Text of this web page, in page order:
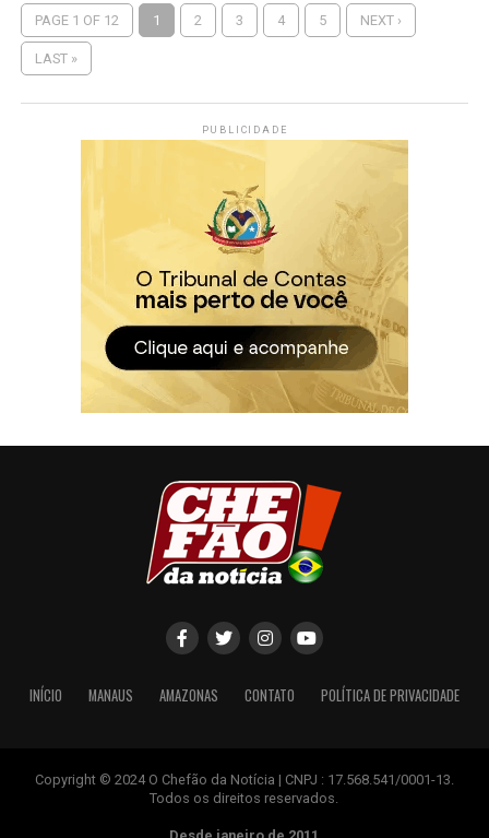
PAGE 1 OF 12 1 2 3 4 5 NEXT ›
LAST »
PUBLICIDADE
INÍCIO MANAUS AMAZONAS CONTATO POLÍTICA DE PRIVACIDADE
Copyright © 2024 O Chefão da Notícia | CNPJ : 17.568.541/0001-13.
Todos os direitos reservados.